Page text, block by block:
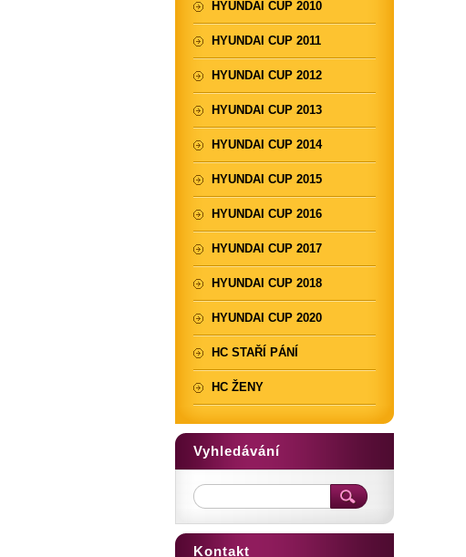
HYUNDAI CUP 2010
HYUNDAI CUP 2011
HYUNDAI CUP 2012
HYUNDAI CUP 2013
HYUNDAI CUP 2014
HYUNDAI CUP 2015
HYUNDAI CUP 2016
HYUNDAI CUP 2017
HYUNDAI CUP 2018
HYUNDAI CUP 2020
HC STAŘÍ PÁNÍ
HC ŽENY
Vyhledávání
Kontakt